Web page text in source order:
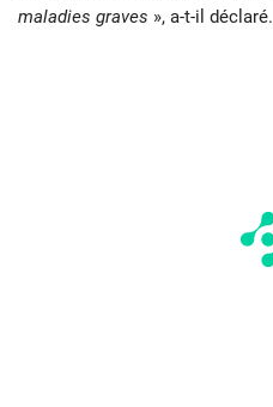
maladies graves », a-t-il déclaré.